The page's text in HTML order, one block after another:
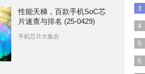
性能天梯，百款手机SoC芯
片速查与排名 (25-0429)
手机芯片大集合
3
4
5
6